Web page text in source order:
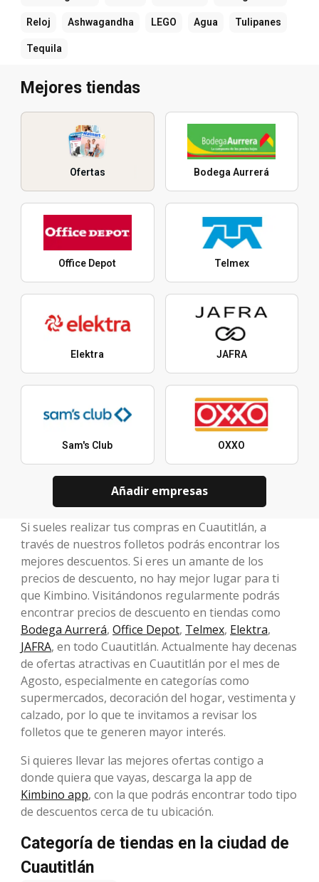
Reloj Ashwagandha LEGO Agua Tulipanes
Tequila
Mejores tiendas
Ofertas Bodega Aurrerá
Office Depot Telmex
Elektra JAFRA
Sam's Club OXXO
Añadir empresas
Si sueles realizar tus compras en Cuautitlán, a
través de nuestros folletos podrás encontrar los
mejores descuentos. Si eres un amante de los
precios de descuento, no hay mejor lugar para ti
que Kimbino. Visitándonos regularmente podrás
encontrar precios de descuento en tiendas como
Bodega Aurrerá, Office Depot, Telmex, Elektra,
JAFRA, en todo Cuautitlán. Actualmente hay decenas
de ofertas atractivas en Cuautitlán por el mes de
Agosto, especialmente en categorías como
supermercados, decoración del hogar, vestimenta y
calzado, por lo que te invitamos a revisar los
folletos que te generen mayor interés.
Si quieres llevar las mejores ofertas contigo a
donde quiera que vayas, descarga la app de
Kimbino app, con la que podrás encontrar todo tipo
de descuentos cerca de tu ubicación.
Categoría de tiendas en la ciudad de
Cuautitlán